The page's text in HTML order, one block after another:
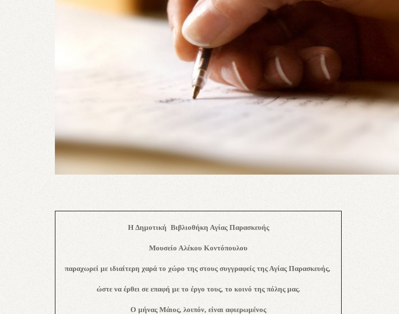
Η Δημοτική Βιβλιοθήκη Αγίας Παρασκευής
Μουσείο Αλέκου Κοντόπουλου
παραχωρεί με ιδιαίτερη χαρά το χώρο της στους συγγραφείς της Αγίας Παρασκευής,
ώστε να έρθει σε επαφή με το έργο τους, το κοινό της πόλης μας.
Ο μήνας Μάιος, λοιπόν, είναι αφιερωμένος